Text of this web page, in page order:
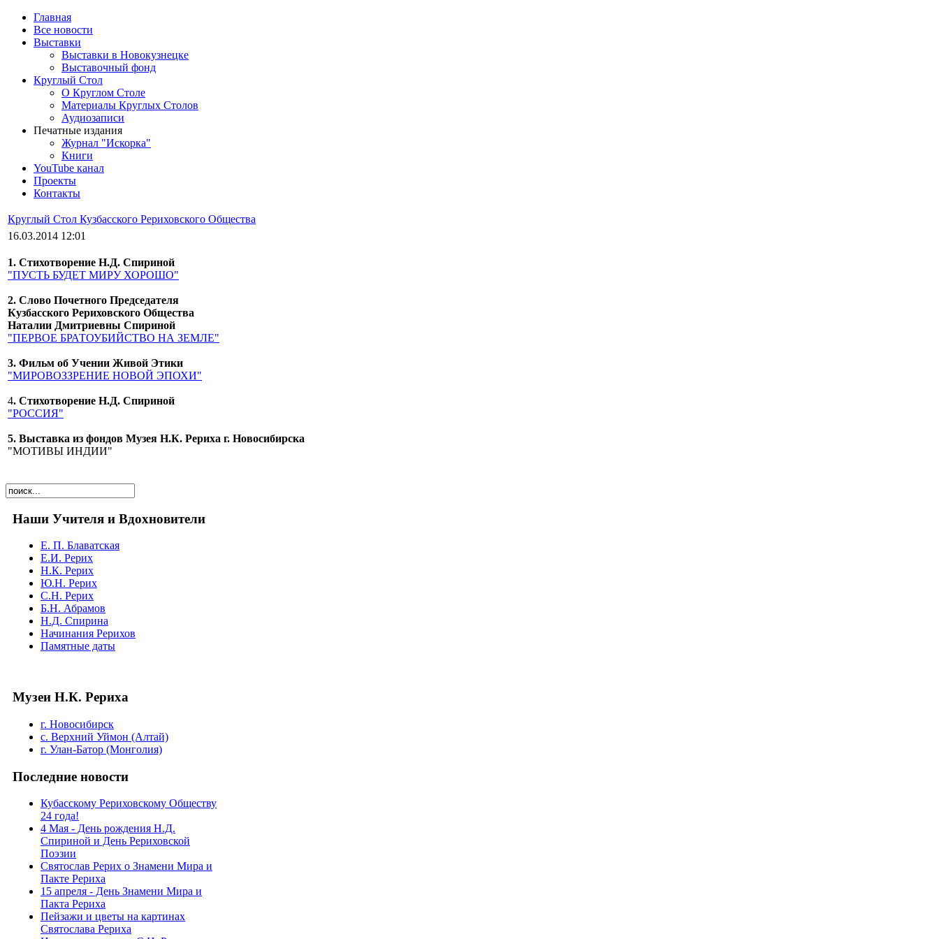
Главная
Все новости
Выставки
Выставки в Новокузнецке
Выставочный фонд
Круглый Стол
О Круглом Столе
Материалы Круглых Столов
Аудиозаписи
Печатные издания
Журнал "Искорка"
Книги
YouTube канал
Проекты
Контакты
Круглый Стол Кузбасского Рериховского Общества
16.03.2014 12:01
1. Стихотворение Н.Д. Спириной
"ПУСТЬ БУДЕТ МИРУ ХОРОШО"
2. Слово Почетного Председателя
Кузбасского Рериховского Общества
Наталии Дмитриевны Спириной
"ПЕРВОЕ БРАТОУБИЙСТВО НА ЗЕМЛЕ"
3. Фильм об Учении Живой Этики
"МИРОВОЗЗРЕНИЕ НОВОЙ ЭПОХИ"
4. Стихотворение Н.Д. Спириной
"РОССИЯ"
5. Выставка из фондов Музея Н.К. Рериха г. Новосибирска
"МОТИВЫ ИНДИИ"
Наши Учителя и Вдохновители
Е. П. Блаватская
Е.И. Рерих
Н.К. Рерих
Ю.Н. Рерих
С.Н. Рерих
Б.Н. Абрамов
Н.Д. Спирина
Начинания Рерихов
Памятные даты
Музеи Н.К. Рериха
г. Новосибирск
с. Верхний Уймон (Алтай)
г. Улан-Батор (Монголия)
Последние новости
Кубасскому Рериховскому Обществу
24 года!
4 Мая - День рождения Н.Д.
Спириной и День Рериховской
Поэзии
Святослав Рерих о Знамени Мира и
Пакте Рериха
15 апреля - День Знамени Мира и
Пакта Рериха
Пейзажи и цветы на картинах
Святослава Рериха